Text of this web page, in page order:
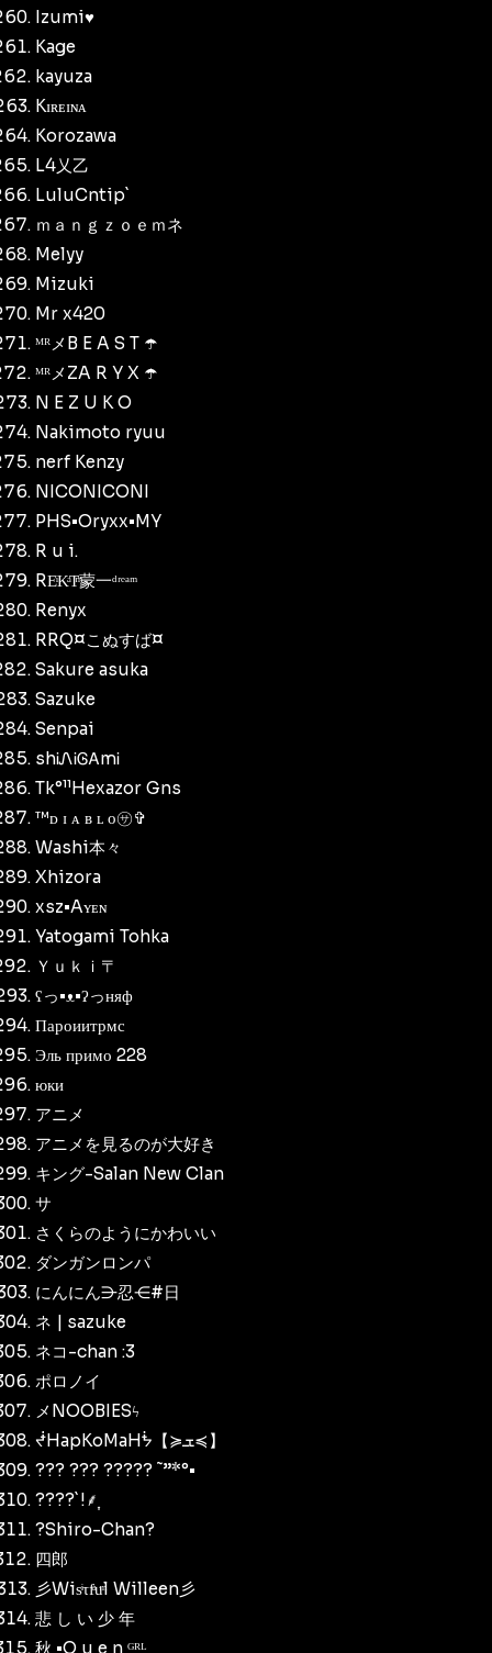
Izumi♥
Kage
kayuza
Kɪʀᴇɪɴᴀ
Korozawa
L4乂乙
LuluCntip`
ｍａｎｇｚｏｅｍネ
Melyy
Mizuki
Mr x420
ᴹᴿメB E A S T ☂️
ᴹᴿメZA R Y X ☂️
N E Z U K O
Nakimoto ryuu
nerf Kenzy
NICONICONI
PHS•Oryxx•MY
R u i.
REͥKͣTͫ蒙一ᵈʳᵉᵃᵐ
Renyx
RRQ¤こぬすば¤
Sakure asuka
Sazuke
Senpai
shᎥᏁᎥᎶᎪmᎥ
Tk°¹¹Hexazor Gns
™ᴅ ɪ ᴀ ʙ ʟ ᴏ㋚✞
Washi本々
Xhizora
xsz•Aʏᴇɴ
Yatogami Tohka
Ｙｕｋｉ〒
ʕっ•ᴥ•ʔっняф
Пароиитрмс
Эль примо 228
юки
アニメ
アニメを見るのが大好き
キング-Salan New Clan
サ
さくらのようにかわいい
ダンガンロンパ
にんにん⋺忍⋲#日
ネ | sazuke
ネコ-chan :3
ポロノイ
メNOOBIESϟ
ᖫHapKoMaHᖭ【≽ܫ≼】
??? ??? ????? ˜”*°•
????`!⸙͎
?Shiro-Chan?
四郎
彡Wisͥτfͣuͫl Willeen彡
悲 し い 少 年
秋 •Q u e n ᴳᴿᴸ